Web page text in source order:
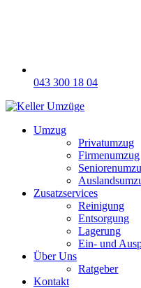
043 300 18 04
Umzug
Privatumzug
Firmenumzug
Zusatzservices
Reinigung
Entsorgung
Lagerung
Ein- und
Über Uns
Ratgeber
Kontakt